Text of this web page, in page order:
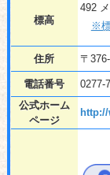
標高
492
※
住所 〒
電話番号
0277-
公式ホーム
ページ